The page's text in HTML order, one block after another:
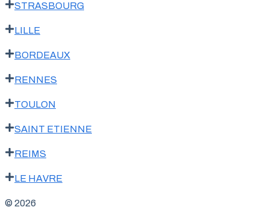
STRASBOURG
LILLE
BORDEAUX
RENNES
TOULON
SAINT ETIENNE
REIMS
LE HAVRE
© 2026